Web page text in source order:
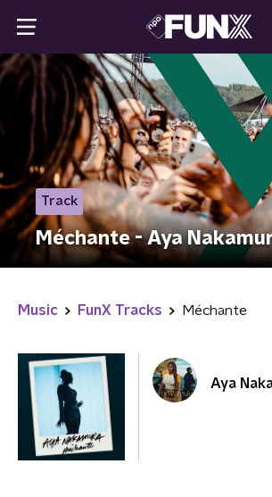
Track
Méchante - Aya
Music FunX Tracks Méchante
Aya